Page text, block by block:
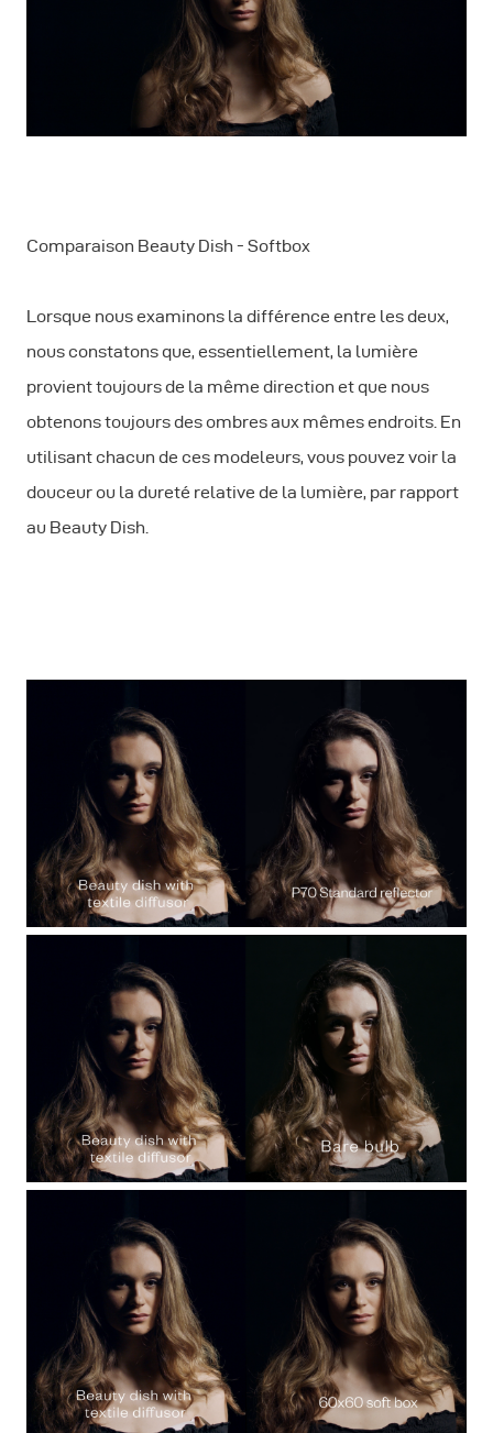
Comparaison Beauty Dish - Softbox
Lorsque nous examinons la différence entre les deux,
nous constatons que, essentiellement, la lumière
provient toujours de la même direction et que nous
obtenons toujours des ombres aux mêmes endroits. En
utilisant chacun de ces modeleurs, vous pouvez voir la
douceur ou la dureté relative de la lumière, par rapport
au Beauty Dish.